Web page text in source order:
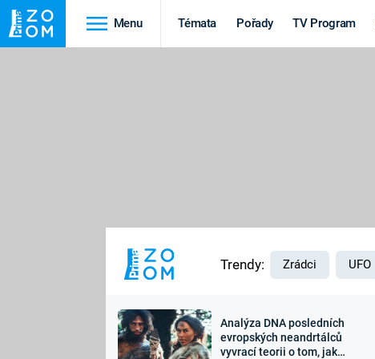
Menu Témata Pořady TV Program
Výročí
Trendy: Zrádci UFO
Analýza DNA posledních
evropských neandrtálců
vyvrací teorii o tom, jak